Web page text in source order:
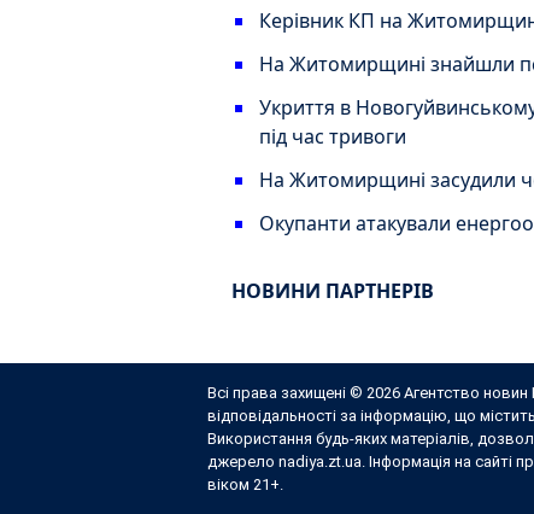
Керівник КП на
На Житомирщині знайшли
Укриття в
під час тривоги
На Житомирщині засудили
Окупанти атакували
НОВИНИ ПАРТНЕРІВ
Всі права захищені © 2026 Агентство новин
відповідальності за інформацію, що
Використання будь-яких матеріалів,
джерело nadiya.zt.ua. Інформація на сайті
віком 21+.